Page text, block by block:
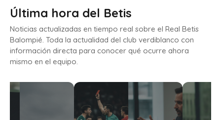
Última hora del Betis
Noticias actualizadas en tiempo real sobre el Real Betis
Balompié. Toda la actualidad del club verdiblanco con
información directa para conocer qué ocurre ahora
mismo en el equipo.